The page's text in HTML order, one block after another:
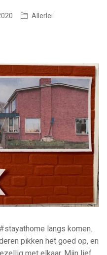
Allerlei
langs komen.
pikken het goed op, en
met elkaar. Mijn lief